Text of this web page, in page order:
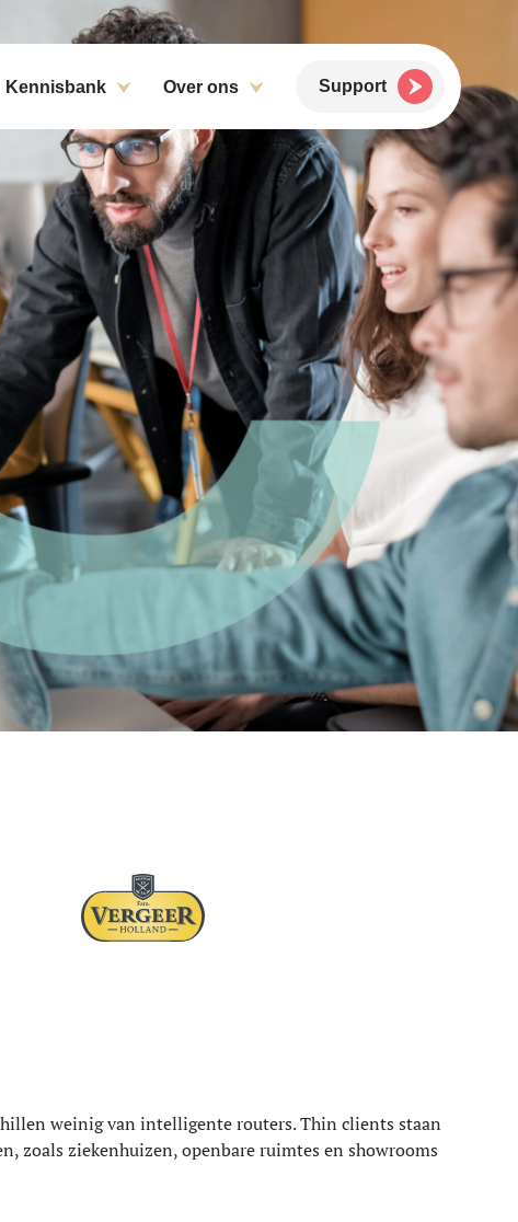
Kennisbank Over ons Support
weinig van intelligente routers. Thin clients staan
zoals ziekenhuizen, openbare ruimtes en showrooms